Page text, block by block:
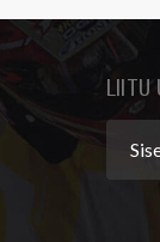
LIITU